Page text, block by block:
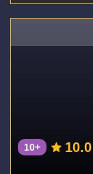
10+ 10.0